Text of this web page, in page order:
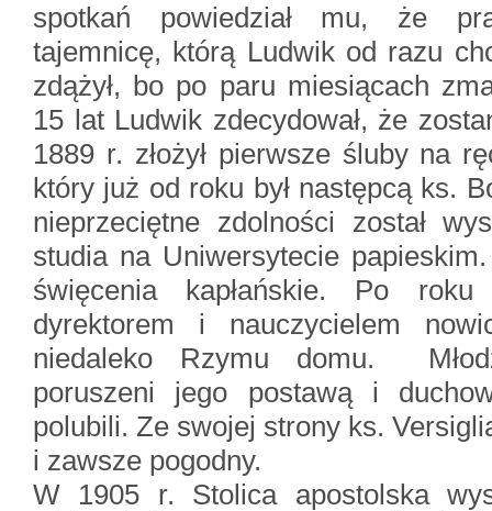
spotkań powiedział mu, że
tajemnicę, którą Ludwik od razu
zdążył, bo po paru miesiącach
15 lat Ludwik zdecydował, że
1889 r. złożył pierwsze śluby na
który już od roku był następcą ks.
nieprzeciętne zdolności został
studia na Uniwersytecie
święcenia kapłańskie. Po roku
dyrektorem i nauczycielem
niedaleko Rzymu domu.
poruszeni jego postawą i
polubili. Ze swojej strony ks.
i zawsze pogodny.
W 1905 r. Stolica apostolska